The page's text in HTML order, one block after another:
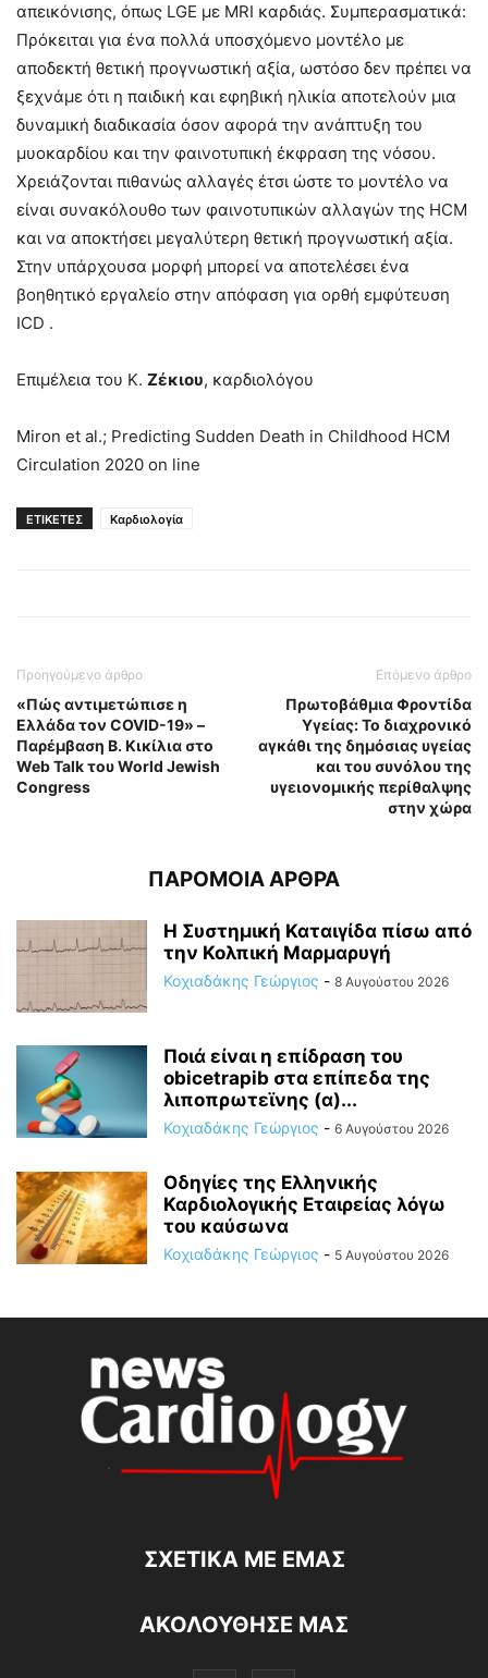
απεικόνισης, όπως LGE με MRI καρδιάς. Συμπερασματικά:
Πρόκειται για ένα πολλά υποσχόμενο μοντέλο με
αποδεκτή θετική προγνωστική αξία, ωστόσο δεν πρέπει να
ξεχνάμε ότι η παιδική και εφηβική ηλικία αποτελούν μια
δυναμική διαδικασία όσον αφορά την ανάπτυξη του
μυοκαρδίου και την φαινοτυπική έκφραση της νόσου.
Χρειάζονται πιθανώς αλλαγές έτσι ώστε το μοντέλο να
είναι συνακόλουθο των φαινοτυπικών αλλαγών της HCM
και να αποκτήσει μεγαλύτερη θετική προγνωστική αξία.
Στην υπάρχουσα μορφή μπορεί να αποτελέσει ένα
βοηθητικό εργαλείο στην απόφαση για ορθή εμφύτευση
ICD .
Eπιμέλεια του Κ. Ζέκιου, καρδιολόγου
Miron et al.; Predicting Sudden Death in Childhood HCM
Circulation 2020 on line
ΕΤΙΚΕΤΕΣ Καρδιολογία
Προηγούμενο άρθρο
«Πώς αντιμετώπισε η
Ελλάδα τον COVID-19» –
Παρέμβαση Β. Κικίλια στο
Web Talk του World Jewish
Congress
Επόμενο άρθρο
Πρωτοβάθμια Φροντίδα
Υγείας: Το διαχρονικό
αγκάθι της δημόσιας υγείας
και του συνόλου της
υγειονομικής περίθαλψης
στην χώρα
ΠΑΡΟΜΟΙΑ ΑΡΘΡΑ
Η Συστημική Καταιγίδα πίσω από
την Κολπική Μαρμαρυγή
Κοχιαδάκης Γεώργιος - 8 Αυγούστου 2026
Ποιά είναι η επίδραση του
obicetrapib στα επίπεδα της
λιποπρωτεϊνης (α)...
Κοχιαδάκης Γεώργιος - 6 Αυγούστου 2026
Οδηγίες της Ελληνικής
Καρδιολογικής Εταιρείας λόγω
του καύσωνα
Κοχιαδάκης Γεώργιος - 5 Αυγούστου 2026
ΣΧΕΤΙΚΆ ΜΕ ΕΜΆΣ
ΑΚΟΛΟΥΘΗΣΕ ΜΑΣ